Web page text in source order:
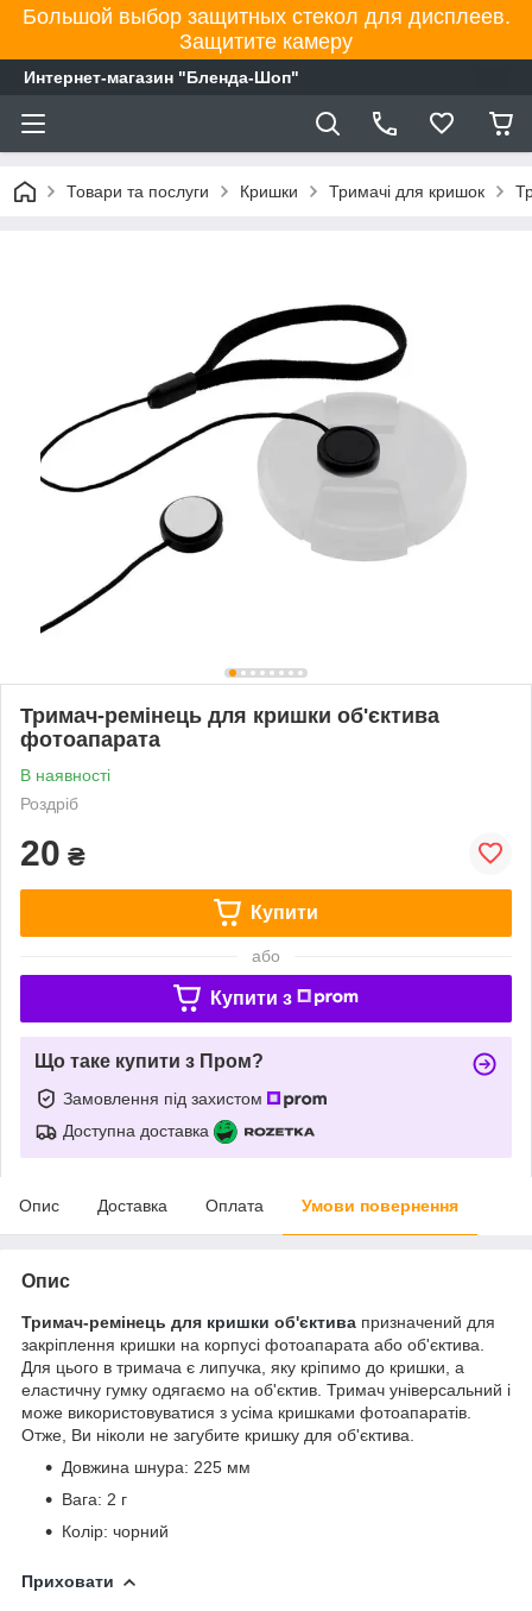
Большой выбор защитных стекол для дисплеев.
Защитите камеру
Интернет-магазин "Бленда-Шоп"
Товари та послуги Кришки Тримачі для кришок
Тримач-ремінець для кришки об'єктива
фотоапарата
В наявності
Роздріб
20 ₴
Купити
або
Купити з
Що таке купити з Пром?
Замовлення під захистом
Доступна доставка
Опис Доставка Оплата Умови повернення
Опис
Тримач-ремінець для кришки об'єктива призначений для
закріплення кришки на корпусі фотоапарата або об'єктива.
Для цього в тримача є липучка, яку кріпимо до кришки, а
еластичну гумку одягаємо на об'єктив. Тримач універсальний і
може використовуватися з усіма кришками фотоапаратів.
Отже, Ви ніколи не загубите кришку для об'єктива.
Довжина шнура: 225 мм
Вага: 2 г
Колір: чорний
Приховати